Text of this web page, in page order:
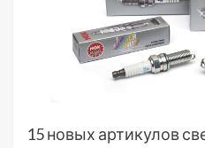
15новых артикулов